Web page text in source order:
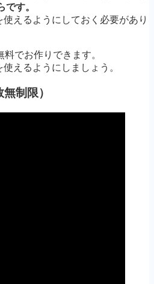
です。
使えるようにしておく必要があり
でお作りできます。
えるようにしましょう。
制限）